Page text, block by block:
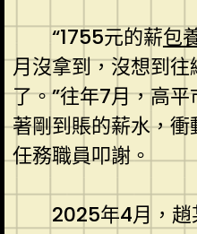
“1755元的薪包
月沒拿到，沒想到
了。”往年7月，高
著剛到賬的薪水，
任務職員叩謝。
2025年4月，趙